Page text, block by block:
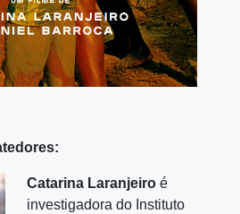
Catarina Laranjeiro é
investigadora do Instituto